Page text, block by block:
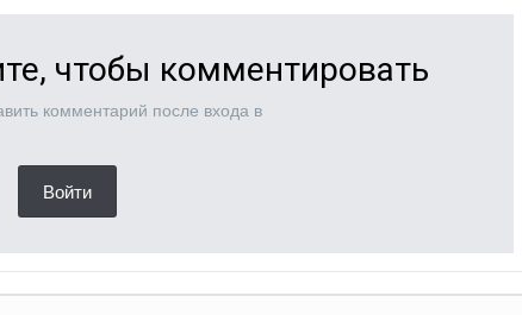
чтобы комментировать
комментарий после входа в
Войти